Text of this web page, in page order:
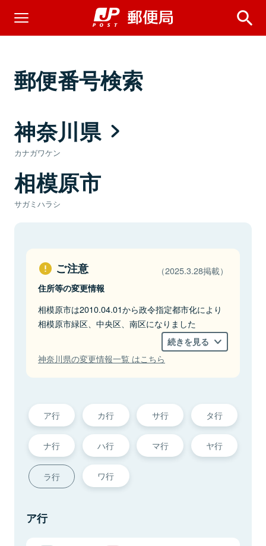
郵便番号検索
神奈川県
カナガワケン
相模原市
サガミハラシ
ご注意 （2025.3.28掲載）
住所等の変更情報
相模原市は2010.04.01から政令指定都市化により
相模原市緑区、中央区、南区になりました
続きを見る
神奈川県の変更情報一覧 はこちら
ア行 カ行 サ行 タ行
ナ行 ハ行 マ行 ヤ行
ラ行 ワ行
ア行